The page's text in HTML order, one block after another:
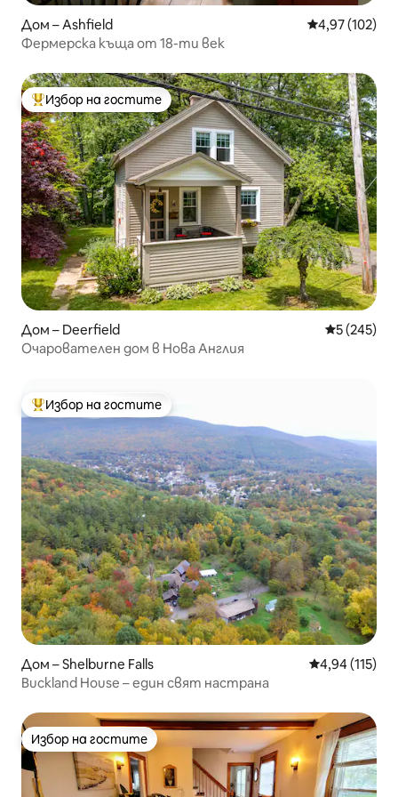
Дом – Ashfield Средна
4,97 (102)
Фермерска къща от 18-ти век
Най-популярен избор на гостите
Избор на гостите
Дом – Deerfield Средна
5 (245)
Очарователен дом в Нова Англия
Най-популярен избор на гостите
Избор на гостите
Дом – Shelburne Falls Средна
4,94 (115)
Buckland House – един свят настрана
Избор на гостите
Избор на гостите